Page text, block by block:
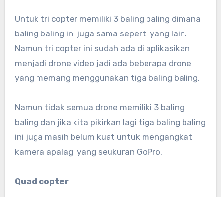
Untuk tri copter memiliki 3 baling baling dimana
baling baling ini juga sama seperti yang lain.
Namun tri copter ini sudah ada di aplikasikan
menjadi drone video jadi ada beberapa drone
yang memang menggunakan tiga baling baling.
Namun tidak semua drone memiliki 3 baling
baling dan jika kita pikirkan lagi tiga baling baling
ini juga masih belum kuat untuk mengangkat
kamera apalagi yang seukuran GoPro.
Quad copter